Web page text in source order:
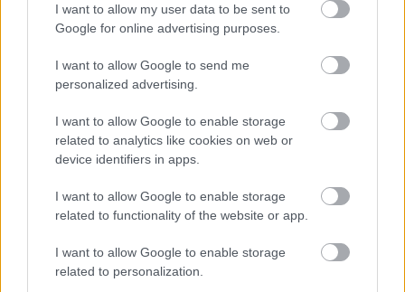
I want to allow my user data to be sent to
Google for online advertising purposes.
I want to allow Google to send me
personalized advertising.
I want to allow Google to enable storage
related to analytics like cookies on web or
device identifiers in apps.
I want to allow Google to enable storage
related to functionality of the website or app.
I want to allow Google to enable storage
related to personalization.
τους στις διακοπές
καλοκαίρι;
ΔΕΛΤΙΟ ΤΥΠΟΥ
Για να προσθέσεις το σχόλιο